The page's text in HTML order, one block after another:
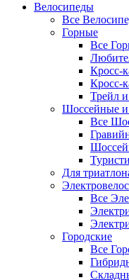
Велосипеды
Все
Горные
Все
Кросс-
Кросс-
Трейл
Шоссейные
Все
Для
Все
Городские
Все